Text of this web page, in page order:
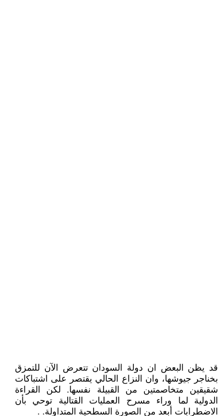
قد يظن البعض ان دولة السودان تتعرض الآن للتمزق
بخناجر جيوشها، وان النزاع الحالي يقتصر على اشتباكات
شقيقين متخاصمتين من القبيلة نفسها. لكن القراءة
الدولية لما وراء مسرح العمليات القتالية توحي بأن
الاضطرابات أبعد من الصورة السطحية المتداولة. .